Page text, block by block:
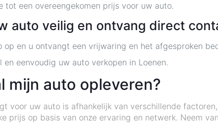
tot een overeengekomen prijs voor uw auto.
auto veilig en ontvang direct
op en u ontvangt een vrijwaring en het afgesproken
en eenvoudig uw auto verkopen in Loenen.
mijn auto opleveren?
voor uw auto is afhankelijk van verschillende
prijs op basis van onze ervaring en netwerk. Neem